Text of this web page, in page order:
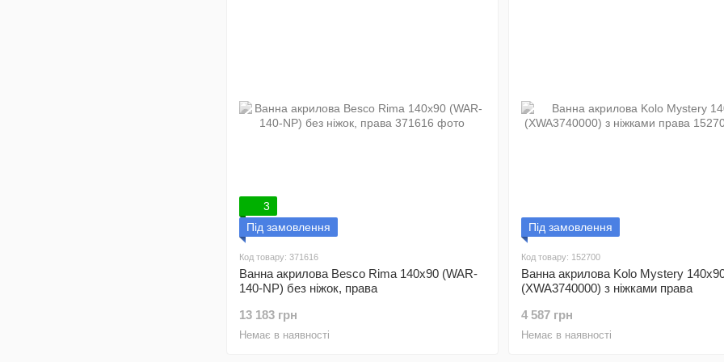
3
Під замовлення
Код товару: 371616
Ванна акрилова Besco Rima 140x90 (WAR-
140-NP) без ніжок, права
13 183 грн
Немає в наявності
Під замовлення
Код товару: 152700
Ванна акрилова Kolo Mystery
(XWA3740000) з ніжками права
4 587 грн
Немає в наявності